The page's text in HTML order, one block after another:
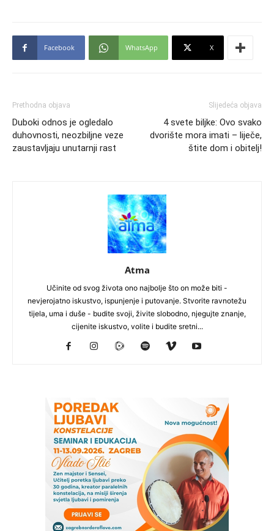
Facebook WhatsApp X
Prethodna objava
Duboki odnos je ogledalo
duhovnosti, neozbiljne veze
zaustavljaju unutarnji rast
Slijedeća objava
4 svete biljke: Ovo svako
dvorište mora imati – liječe,
štite dom i obitelj!
Atma
Učinite od svog života ono najbolje što on može biti -
nevjerojatno iskustvo, ispunjenje i putovanje. Stvorite ravnotežu
tijela, uma i duše - budite svoji, živite slobodno, njegujte znanje,
cijenite iskustvo, volite i budite sretni...